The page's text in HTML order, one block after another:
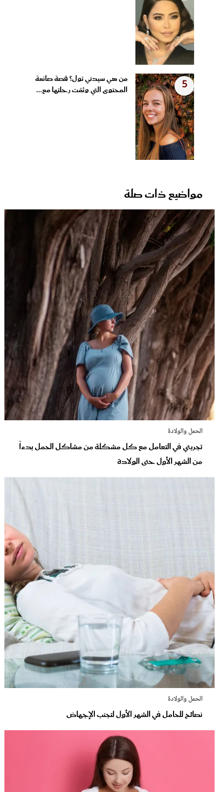
5
من هي سيدني تول؟ قصة صانعة
المحتوى التي وثقت رحلتها مع...
مواضيع ذات صلة
الحمل والولادة
تجربتي في التعامل مع كل مشكلة من مشاكل الحمل بدءاً
من الشهر الأول حتى الولادة
الحمل والولادة
نصائح للحامل في الشهر الأول لتجنب الإجهاض